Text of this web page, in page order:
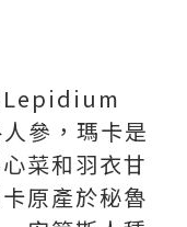
Lepidium
參，瑪卡是
菜和羽衣甘
原產於秘魯